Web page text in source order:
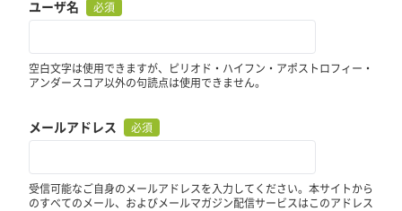
ユーザ名 必須
空白文字は使用できますが、ピリオド・ハイフン・アポストロフィー・
アンダースコア以外の句読点は使用できません。
メールアドレス 必須
受信可能なご自身のメールアドレスを入力してください。本サイトから
のすべてのメール、およびメールマガジン配信サービスはこのアドレス